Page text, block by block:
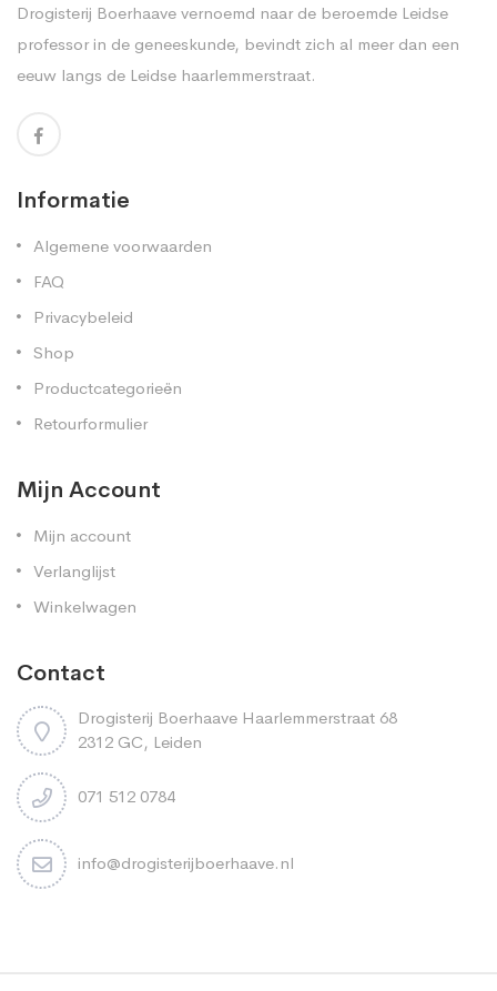
Drogisterij Boerhaave vernoemd naar de beroemde Leidse
professor in de geneeskunde, bevindt zich al meer dan een
eeuw langs de Leidse haarlemmerstraat.
Informatie
Algemene voorwaarden
FAQ
Privacybeleid
Shop
Productcategorieën
Retourformulier
Mijn Account
Mijn account
Verlanglijst
Winkelwagen
Contact
Drogisterij Boerhaave Haarlemmerstraat 68
2312 GC, Leiden
071 512 0784
info@drogisterijboerhaave.nl